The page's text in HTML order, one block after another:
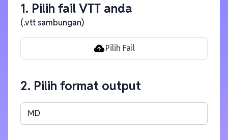
1. Pilih fail VTT anda
(.vtt sambungan)
Pilih Fail
2. Pilih format output
MD